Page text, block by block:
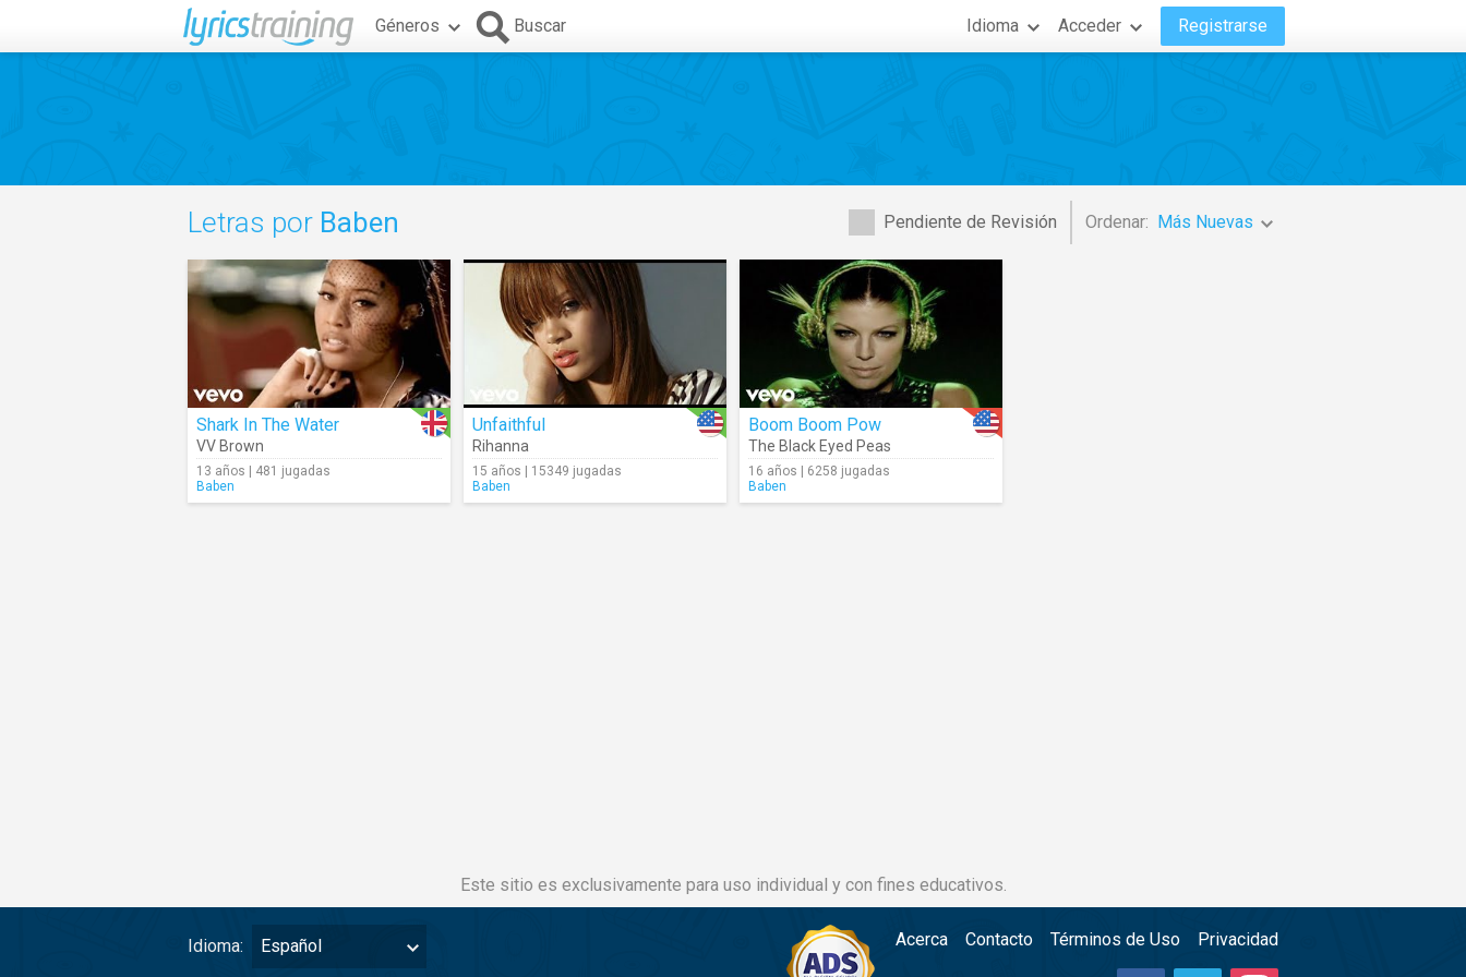
Géneros Buscar Idioma Acceder Registrarse
Pendiente de Revisión Ordenar: Más Nuevas
Letras por Baben
Shark In The Water
VV Brown
13 años | 481 jugadas
Baben
Unfaithful
Rihanna
15 años | 15349 jugadas
Baben
Boom Boom Pow
The Black Eyed Peas
16 años | 6258 jugadas
Baben
Este sitio es exclusivamente para uso individual y con fines educativos.
Idioma: Español Acerca Contacto Términos de Uso Privacidad